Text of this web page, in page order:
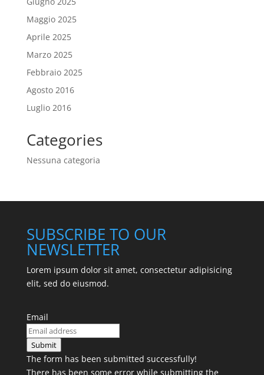
Maggio 2025
Aprile 2025
Marzo 2025
Febbraio 2025
Agosto 2016
Luglio 2016
Categories
Nessuna categoria
SUBSCRIBE TO OUR
NEWSLETTER
Lorem ipsum dolor sit amet, consectetur adipisicing
elit, sed do eiusmod.
Email
Submit
The form has been submitted successfully!
There has been some error while submitting the